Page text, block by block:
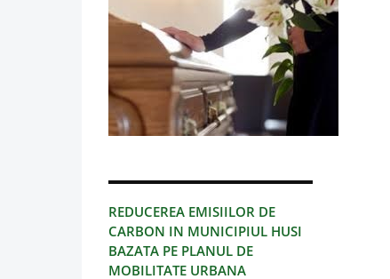
REDUCEREA EMISIILOR DE
CARBON IN MUNICIPIUL HUSI
BAZATA PE PLANUL DE
MOBILITATE URBANA